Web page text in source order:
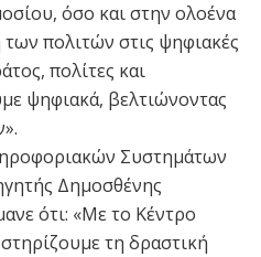
όσο και στην ολοένα
πολιτών στις ψηφιακές
πολίτες και
ψηφιακά, βελτιώνοντας
Συστημάτων
Δημοσθένης
ότι: «Με το Κέντρο
τη δραστική